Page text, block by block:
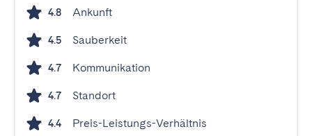
4.8 Ankunft
4.5 Sauberkeit
4.7 Kommunikation
4.7 Standort
4.4 Preis-Leistungs-Verhältnis